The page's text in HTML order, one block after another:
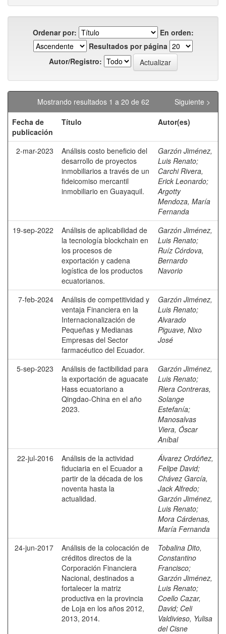
Ordenar por:
En orden:
Resultados por página
Autor/Registro:
Mostrando resultados 1 a 20 de 62
Siguiente >
Fecha de
publicación
Título Autor(es)
2-mar-2023
Análisis costo beneficio del
desarrollo de proyectos
inmobiliarios a través de un
fideicomiso mercantil
inmobiliario en Guayaquil.
Garzón Jiménez,
Luis Renato;
Carchi Rivera,
Erick Leonardo;
Argotty
Mendoza, María
Fernanda
19-sep-2022
Análisis de aplicabilidad de
la tecnología blockchain en
los procesos de
exportación y cadena
logística de los productos
ecuatorianos.
Garzón Jiménez,
Luis Renato;
Ruíz Córdova,
Bernardo
Navorio
7-feb-2024
Análisis de competitividad y
ventaja Financiera en la
Internacionalización de
Pequeñas y Medianas
Empresas del Sector
farmacéutico del Ecuador.
Garzón Jiménez,
Luis Renato;
Alvarado
Piguave, Nixo
José
5-sep-2023
Análisis de factibilidad para
la exportación de aguacate
Hass ecuatoriano a
Qingdao-China en el año
2023.
Garzón Jiménez,
Luis Renato;
Riera Contreras,
Solange
Estefanía;
Manosalvas
Viera, Óscar
Aníbal
22-jul-2016
Análisis de la actividad
fiduciaria en el Ecuador a
partir de la década de los
noventa hasta la
actualidad.
Álvarez Ordóñez,
Felipe David;
Chávez García,
Jack Alfredo;
Garzón Jiménez,
Luis Renato;
Mora Cárdenas,
María Fernanda
24-jun-2017
Análisis de la colocación de
créditos directos de la
Corporación Financiera
Nacional, destinados a
fortalecer la matriz
productiva en la provincia
de Loja en los años 2012,
2013, 2014.
Tobalina Dito,
Constantino
Francisco;
Garzón Jiménez,
Luis Renato;
Coello Cazar,
David; Celi
Valdivieso, Yulisa
del Cisne